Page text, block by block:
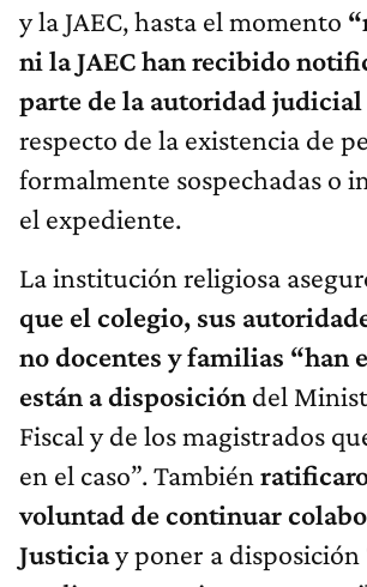
y la JAEC, hasta el momento
ni la JAEC han recibido
parte de la autoridad judicial
respecto de la existencia de
formalmente sospechadas o
el expediente.
La institución religiosa
que el colegio, sus
no docentes y familias “han
están a disposición del
Fiscal y de los magistrados
en el caso”. También
voluntad de continuar
Justiciay poner a disposición